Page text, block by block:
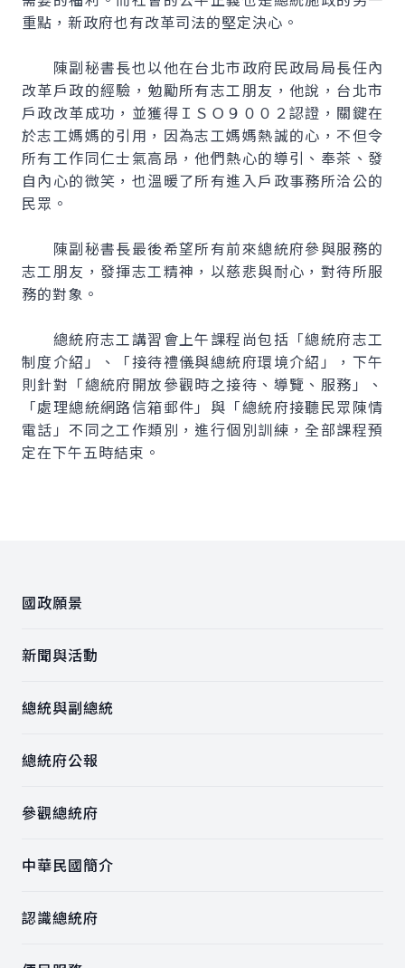
重點，新政府也有改革司法的堅定決心。
陳副秘書長也以他在台北市政府民政局局長任內
改革戶政的經驗，勉勵所有志工朋友，他說，台北市
戶政改革成功，並獲得ＩＳＯ９００２認證，關鍵在
於志工媽媽的引用，因為志工媽媽熱誠的心，不但令
所有工作同仁士氣高昂，他們熱心的導引、奉茶、發
自內心的微笑，也溫暖了所有進入戶政事務所洽公的
民眾。
陳副秘書長最後希望所有前來總統府參與服務的
志工朋友，發揮志工精神，以慈悲與耐心，對待所服
務的對象。
總統府志工講習會上午課程尚包括「總統府志工
制度介紹」、「接待禮儀與總統府環境介紹」，下午
則針對「總統府開放參觀時之接待、導覽、服務」、
「處理總統網路信箱郵件」與「總統府接聽民眾陳情
電話」不同之工作類別，進行個別訓練，全部課程預
定在下午五時結束。
國政願景
新聞與活動
總統與副總統
總統府公報
參觀總統府
中華民國簡介
認識總統府